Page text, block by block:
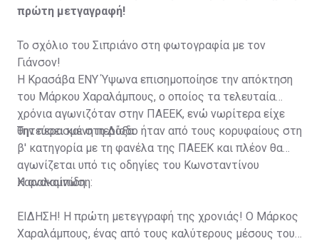
πρώτη μετγαγραφή!
Το σχόλιο του Σιπριάνο στη φωτογραφία με τον
Γιάνσον!
Η Κρασάβα ΕΝΥ Ύψωνα επισημοποίησε την απόκτηση
του Μάρκου Χαραλάμπους, ο οποίος τα τελευταία
χρόνια αγωνιζόταν στην ΠΑΕΕΚ, ενώ νωρίτερα είχε
θητεύσει και στη Δόξα.
Την περασμένη περίοδο ήταν από τους κορυφαίους στη
β' κατηγορία με τη φανέλα της ΠΑΕΕΚ και πλέον θα
αγωνίζεται υπό τις οδηγίες του Κωνσταντίνου
Χαραλαμπίδη.
Η ανακοίνωση:
ΕΙΔΗΣΗ! Η πρώτη μετεγγραφή της χρονιάς! Ο Μάρκος
Χαραλάμπους, ένας από τους καλύτερους μέσους του